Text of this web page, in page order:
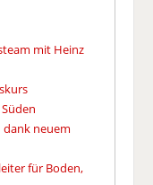
mit Heinz
dank neuem
für Boden,